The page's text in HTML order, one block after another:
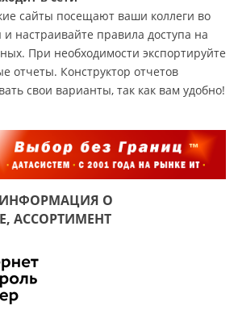
сайты посещают ваши коллеги во
настраивайте правила доступа на
При необходимости экспортируйте
отчеты. Конструктор отчетов
свои варианты, так как вам удобно!
О
АССОРТИМЕНТ